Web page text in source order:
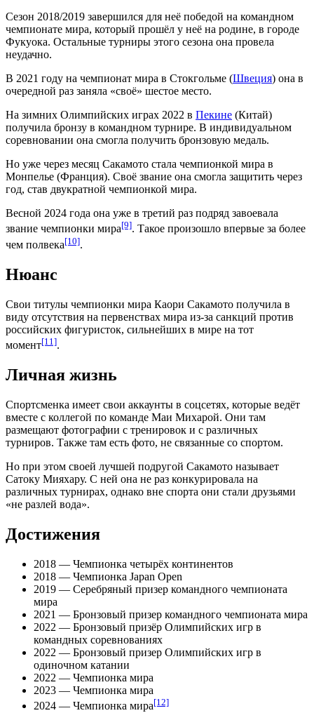
Сезон 2018/2019 завершился для неё победой на командном
чемпионате мира, который прошёл у неё на родине, в городе
Фукуока. Остальные турниры этого сезона она провела
неудачно.
В 2021 году на чемпионат мира в Стокгольме (Швеция) она в
очередной раз заняла «своё» шестое место.
На зимних Олимпийских играх 2022 в Пекине (Китай)
получила бронзу в командном турнире. В индивидуальном
соревновании она смогла получить бронзовую медаль.
Но уже через месяц Сакамото стала чемпионкой мира в
Монпелье (Франция). Своё звание она смогла защитить через
год, став двукратной чемпионкой мира.
Весной 2024 года она уже в третий раз подряд завоевала
звание чемпионки мира[9]. Такое произошло впервые за более
чем полвека[10].
Нюанс
Свои титулы чемпионки мира Каори Сакамото получила в
виду отсутствия на первенствах мира из-за санкций против
российских фигуристок, сильнейших в мире на тот
момент[11].
Личная жизнь
Спортсменка имеет свои аккаунты в соцсетях, которые ведёт
вместе с коллегой по команде Маи Михарой. Они там
размещают фотографии с тренировок и с различных
турниров. Также там есть фото, не связанные со спортом.
Но при этом своей лучшей подругой Сакамото называет
Сатоку Мияхару. С ней она не раз конкурировала на
различных турнирах, однако вне спорта они стали друзьями
«не разлей вода».
Достижения
2018 — Чемпионка четырёх континентов
2018 — Чемпионка Japan Open
2019 — Серебряный призер командного чемпионата
мира
2021 — Бронзовый призер командного чемпионата мира
2022 — Бронзовый призёр Олимпийских игр в
командных соревнованиях
2022 — Бронзовый призер Олимпийских игр в
одиночном катании
2022 — Чемпионка мира
2023 — Чемпионка мира
2024 — Чемпионка мира[12]